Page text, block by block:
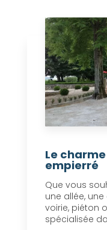
Le
empierré
Que vous
une allée,
voirie, piéton
spécialisée